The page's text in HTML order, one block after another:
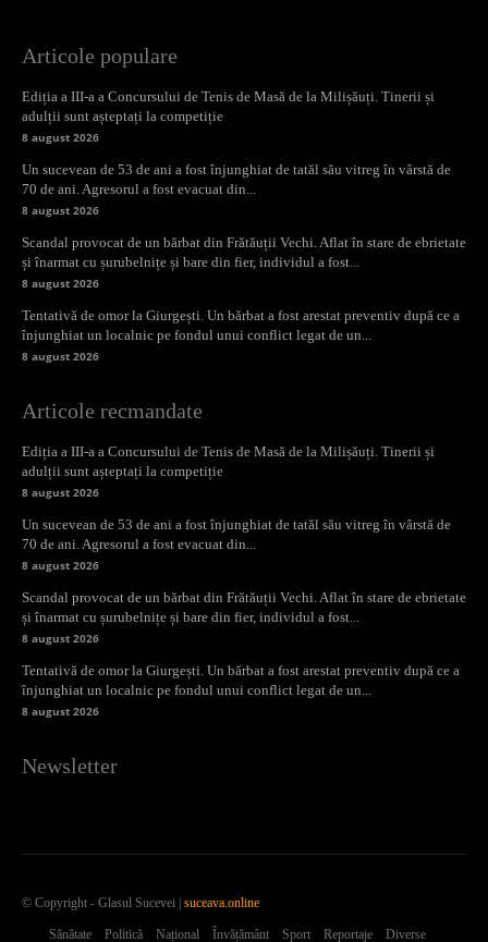
Articole populare
Ediția a III-a a Concursului de Tenis de Masă de la Milișăuți. Tinerii și
adulții sunt așteptați la competiție
8 august 2026
Un sucevean de 53 de ani a fost înjunghiat de tatăl său vitreg în vârstă de
70 de ani. Agresorul a fost evacuat din...
8 august 2026
Scandal provocat de un bărbat din Frătăuții Vechi. Aflat în stare de ebrietate
și înarmat cu șurubelnițe și bare din fier, individul a fost...
8 august 2026
Tentativă de omor la Giurgești. Un bărbat a fost arestat preventiv după ce a
înjunghiat un localnic pe fondul unui conflict legat de un...
8 august 2026
Articole recmandate
Ediția a III-a a Concursului de Tenis de Masă de la Milișăuți. Tinerii și
adulții sunt așteptați la competiție
8 august 2026
Un sucevean de 53 de ani a fost înjunghiat de tatăl său vitreg în vârstă de
70 de ani. Agresorul a fost evacuat din...
8 august 2026
Scandal provocat de un bărbat din Frătăuții Vechi. Aflat în stare de ebrietate
și înarmat cu șurubelnițe și bare din fier, individul a fost...
8 august 2026
Tentativă de omor la Giurgești. Un bărbat a fost arestat preventiv după ce a
înjunghiat un localnic pe fondul unui conflict legat de un...
8 august 2026
Newsletter
© Copyright - Glasul Sucevei | suceava.online
Sănătate Politică Național Învățământ Sport Reportaje Diverse